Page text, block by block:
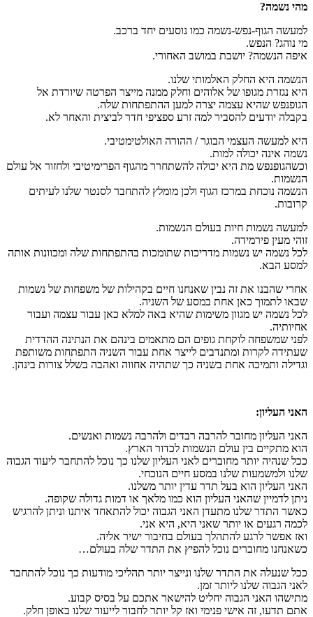
מהי נשמה?
למעשה הגוף-נפש-נשמה כמו נוסעים יחד ברכב.
מי נוהג? הנפש.
איפה הנשמה? יושבת במושב האחורי.
הנשמה היא החלק האלמותי שלנו.
היא נגזרת מגופו של אלוהים וחלק ממנה מייצר הפרטה שיורדת אל
הגופנפש שהיא עצמה יצרה למען ההתפתחות שלה.
בקבלה יודעים להסביר למה זרע ספציפי חדר לביצית והאחר לא.
היא למעשה העצמי הבוגר / ההורה האולטימטיבי.
נשמה אינה יכולה למות.
וכשהגופנפש מת היא יכולה להשתחרר מהגוף הפרימיטיבי ולחזור אל עולם
הנשמות.
הנשמה נוכחת במרכז הגוף ולכן מומלץ להתחבר לסנטר שלנו לעיתים
קרובות.
למעשה נשמות חיות בעולם הנשמות.
זוהי מעין פירמידה.
לכל נשמה יש נשמות מדריכות שתומכות בהתפתחות שלה ומכוונות אותה
למסע הבא.
אחרי שהבנו את זה נבין שאנחנו חיים בקהילות של משפחות של נשמות
שבאו לתמוך כאן אחת במסע של השניה.
לכל נשמה יש מגוון משימות שהיא באה למלא כאן עבור עצמה ועבור
אחיותיה.
לפני שמשפחה לוקחת גופים הם מתאמים בינהם את הנתינה ההדדית
שעתידה לקרות ומתנדבים לייצר אחת עבור השניה התפתחות משותפת
וגדילה ותמיכה אחת בשניה כך שתהיה אחווה ואהבה בשלל צורות בינהן.
האני העליון:
האני העליון מחובר להרבה רבדים ולהרבה נשמות ואנשים.
הוא מתקיים בין עולם הנשמות לכדור הארץ.
ככל שנהיה יותר מחוברים לאני העליון שלנו כך נוכל להתחבר ליעוד הגבוה
שלנו ולמשמעות שלנו במסע חיים הנוכחי.
האני העליון הוא בעל תדר עדין יותר משלנו.
ניתן לדמיין שהאני העליון הוא כמו מלאך או דמות גדולה שקופה.
כאשר התדר שלנו מתעדן האני הגבוה יכול להתאחד איתנו וניתן להרגיש
לכמה רגעים או יותר שאני היא, היא אני.
ואז אפשר לרגע להתהלך בעולם בחיבור ישיר אליה.
כשאנחנו מחוברים נוכל להפיץ את התדר שלה בעולם…
ככל שנעלה את התדר שלנו ונייצר יותר תהליכי מודעות כך נוכל להתחבר
לאני הגבוה שלנו ליותר זמן.
מתישהו האני הגבוה יחליט להישאר אתכם על בסיס קבוע.
אתם תדעו, זה אישי פנימי ואז קל יותר לחבור לייעוד שלנו באופן חלק.